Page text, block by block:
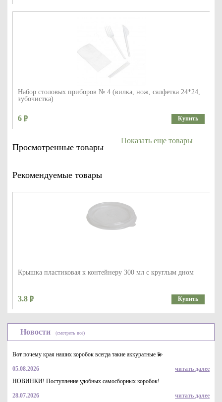
Набор столовых приборов № 4 (вилка, нож, салфетка 24*24,
зубочистка)
6 Купить
Просмотренные товары
Рекомендуемые товары
Крышка пластиковая к контейнеру 300 мл с круглым дном
3.8 Купить
Крышка к алюминиевому контейнеру 2235мл, 315*215мм
Показать еще товары
Новости (смотреть всё)
Вот почему края наших коробок всегда такие аккуратные 💫
05.08.2026
читать далее
НОВИНКИ! Поступление удобных самосборных коробок!
28.07.2026
читать далее